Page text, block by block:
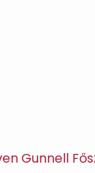
Gunnell